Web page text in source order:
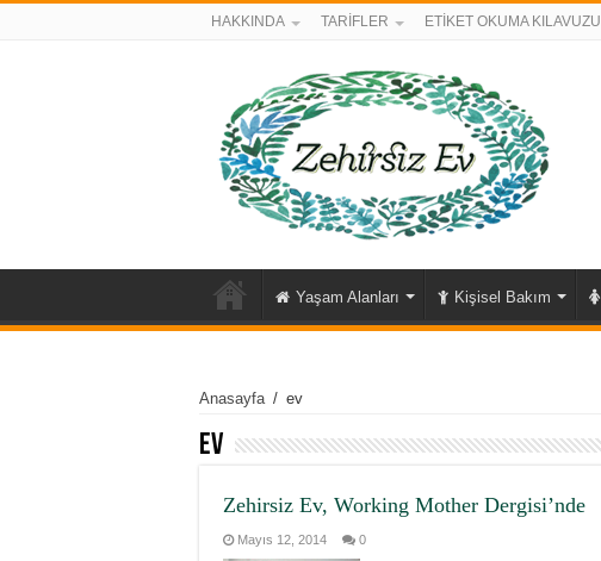
HAKKINDA TARİFLER ETİKET OKUMA KILAVUZU
Yaşam Alanları Kişisel Bakım
Anasayfa / ev
ev
Zehirsiz Ev, Working Mother Dergisi’nde
Mayıs 12, 2014 0